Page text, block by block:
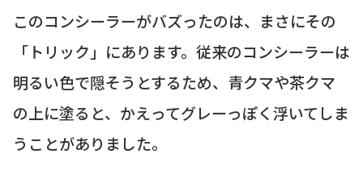
このコンシーラーがバズったのは、まさにその
「トリック」にあります。従来のコンシーラーは
明るい色で隠そうとするため、青クマや茶クマ
の上に塗ると、かえってグレーっぽく浮いてしま
うことがありました。